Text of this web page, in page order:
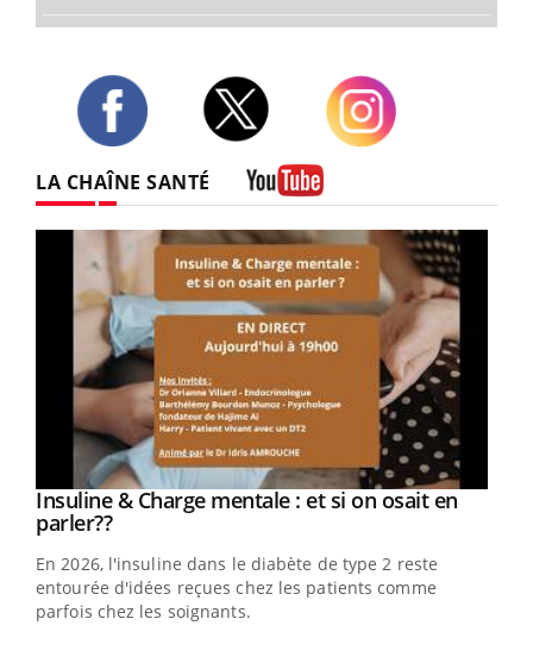
LA CHAÎNE SANTÉ
Youtube
Insuline & Charge mentale : et si on osait en
parler??Youtube
En 2026, l'insuline dans le diabète de type 2 reste
entourée d'idées reçues chez les patients comme
parfois chez les soignants.
Youtube
Eczéma Chronique des Mains : se préparer
pour l’été ! Youtube
L'été arrive… et avec lui, un tout nouveau rythme de vie !
Vacances, plage, piscine, soleil, activités en plein air…
Nos mains sont ...